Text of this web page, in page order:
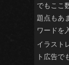
でもここ
題点もあ
ワードを
イラスト
ト広告で